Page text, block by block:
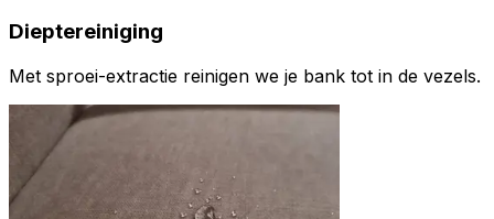
Dieptereiniging
Met sproei-extractie reinigen we je bank tot in de vezels.